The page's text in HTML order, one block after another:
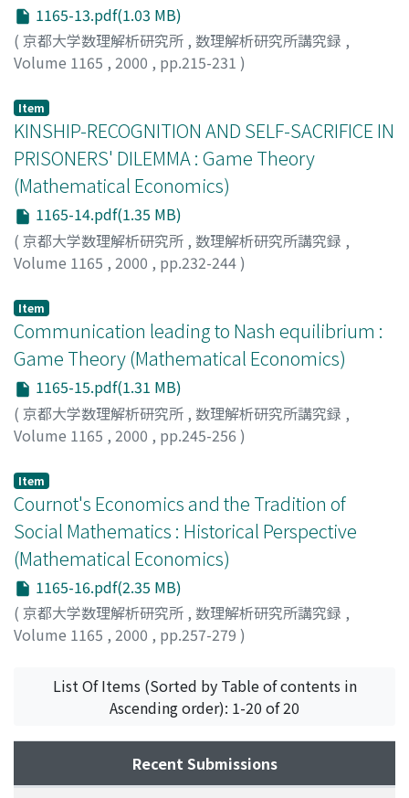
1165-13.pdf(1.03 MB)
( 京都大学数理解析研究所 , 数理解析研究所講究録 ,
Volume 1165 , 2000 , pp.215-231 )
Item
KINSHIP-RECOGNITION AND SELF-SACRIFICE IN
PRISONERS' DILEMMA : Game Theory
(Mathematical Economics)
1165-14.pdf(1.35 MB)
( 京都大学数理解析研究所 , 数理解析研究所講究録 ,
Volume 1165 , 2000 , pp.232-244)
Item
Communication leading to Nash equilibrium :
Game Theory (Mathematical Economics)
1165-15.pdf(1.31 MB)
( 京都大学数理解析研究所 , 数理解析研究所講究録 ,
Volume 1165 , 2000 , pp.245-256 )
Item
Cournot's Economics and the Tradition of
Social Mathematics : Historical Perspective
(Mathematical Economics)
1165-16.pdf(2.35 MB)
( 京都大学数理解析研究所 , 数理解析研究所講究録 ,
Volume 1165 , 2000 , pp.257-279 )
List Of Items (Sorted by Table of contents in
Ascending order): 1-20 of 20
Recent Submissions